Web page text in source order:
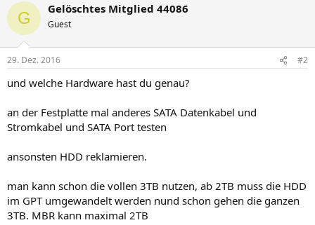
G Gelöschtes Mitglied 44086
Guest
29. Dez. 2016 #2
und welche Hardware hast du genau?
an der Festplatte mal anderes SATA Datenkabel und
Stromkabel und SATA Port testen
ansonsten HDD reklamieren.
man kann schon die vollen 3TB nutzen, ab 2TB muss die HDD
im GPT umgewandelt werden nund schon gehen die ganzen
3TB. MBR kann maximal 2TB